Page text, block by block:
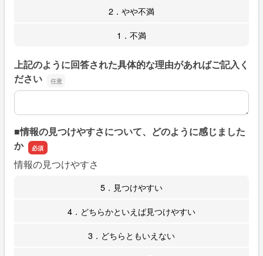
2．やや不満
1．不満
上記のように回答された具体的な理由があればご記入く
ださい
上記のように回答された具体的な理由があればご記入くだ
■情報の見つけやすさについて、どのように感じました
か
情報の見つけやすさ
5．見つけやすい
4．どちらかといえば見つけやすい
3．どちらともいえない